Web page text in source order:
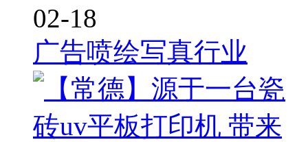
02-18
广告喷绘写真行业